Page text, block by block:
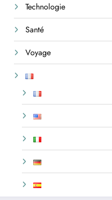
Technologie
Santé
Voyage